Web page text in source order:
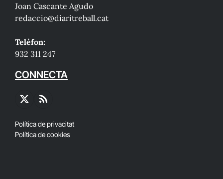
Joan Cascante Agudo
redaccio@diaritreball.cat
Telèfon:
932 311 247
CONNECTA
X
RSS
Política de privacitat
Política de cookies